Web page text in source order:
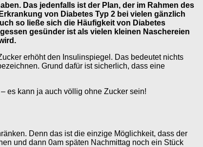
Das jedenfalls ist der Plan, der im Rahmen des
von Diabetes Typ 2 bei vielen gänzlich
so ließe sich die Häufigkeit von Diabetes
gesünder ist als vielen kleinen Naschereien
erhöht den Insulinspiegel. Das bedeutet nichts
Grund dafür ist sicherlich, dass eine
es kann ja auch völlig ohne Zucker sein!
Denn das ist die einzige Möglichkeit, dass der
und dann 0am späten Nachmittag noch ein Stück